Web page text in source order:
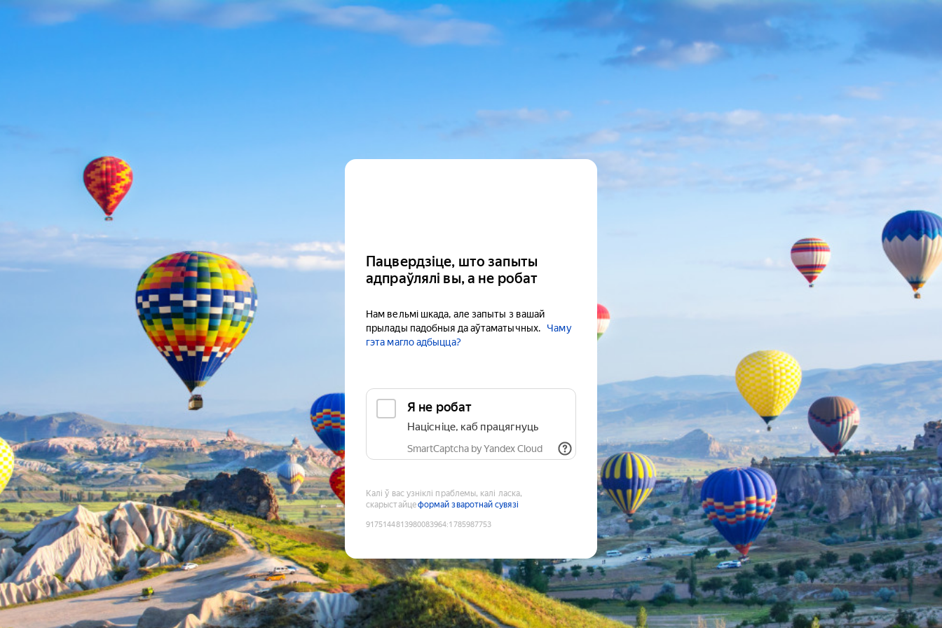
Пацвердзіце, што запыты
адпраўлялі вы, а не робат
Нам вельмі шкада, але запыты з вашай
прылады падобныя да аўтаматычных.
Чаму
гэта магло адбыцца?
Я не робат
Націсніце, каб працягнуць
SmartCaptcha by Yandex Cloud
Калі ў вас узніклі праблемы, калі ласка,
скарыстайцеформай зваротнай сувязі
9175144813980083964:1785987753